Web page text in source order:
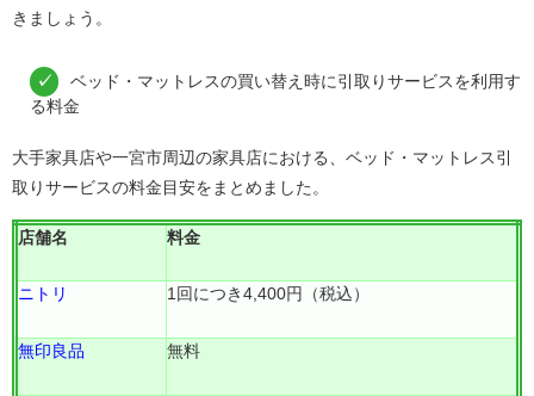
きましょう。
ベッド・マットレスの買い替え時に引取りサービスを利用す
る料金
大手家具店や一宮市周辺の家具店における、ベッド・マットレス引
取りサービスの料金目安をまとめました。
店舗名 料金
ニトリ 1回につき4,400円（税込）
無印良品 無料